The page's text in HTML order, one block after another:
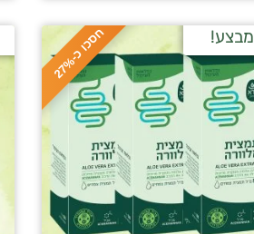
ח
ס
כ
ו
כ
-
2
7
% מבצע!